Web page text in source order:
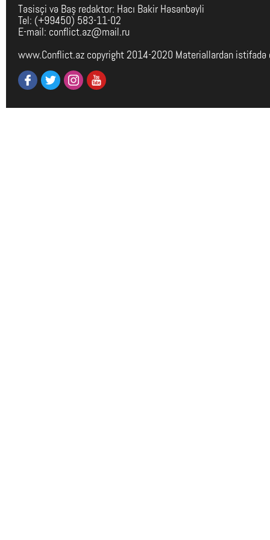
Təsisçi və Baş redaktor: Hacı Bakir Həsənbəyli
Tel: (+99450) 583-11-02
E-mail: conflict.az@mail.ru
www.Conflict.az copyright 2014-2020 Materiallardan istifadə